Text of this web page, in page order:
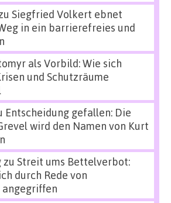
Siegfried Volkert ebnet
in ein barrierefreies und
als Vorbild: Wie sich
und Schutzräume
Entscheidung gefallen: Die
wird den Namen von Kurt
zu Streit ums Bettelverbot:
durch Rede von